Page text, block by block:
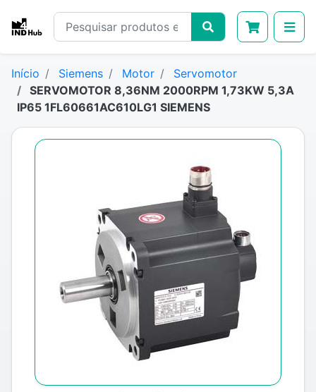
Início Siemens Motor
Servomotor
SERVOMOTOR 8,36NM 2000RPM 1,73KW 5,3A
IP65 1FL60661AC610LG1 SIEMENS